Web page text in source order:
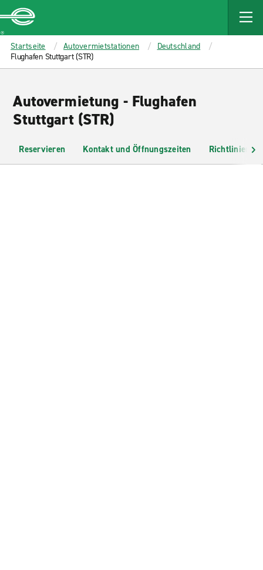
MAIN
CONTENT
Enterprise
Startseite Autovermietstationen
Deutschland
Flughafen Stuttgart (STR)
Autovermietung - Flughafen
Stuttgart (STR)
Reservieren Kontakt und Öffnungszeiten Richtlinien